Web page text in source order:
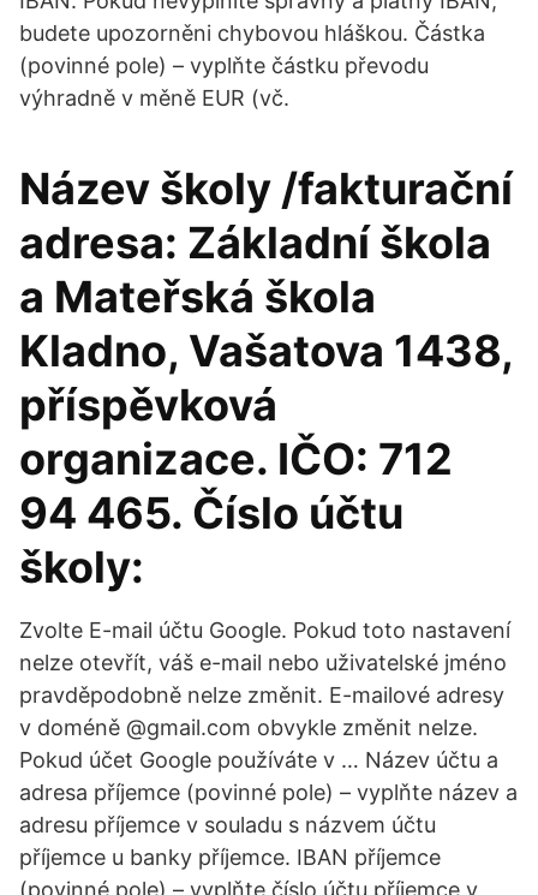
budete upozorněni chybovou hláškou. Částka
(povinné pole) – vyplňte částku převodu
výhradně v měně EUR (vč.
Název školy /fakturační
adresa: Základní škola
a Mateřská škola
Kladno, Vašatova 1438,
příspěvková
organizace. IČO: 712
94 465. Číslo účtu
školy:
Zvolte E-mail účtu Google. Pokud toto nastavení
nelze otevřít, váš e-mail nebo uživatelské jméno
pravděpodobně nelze změnit. E-mailové adresy
v doméně @gmail.com obvykle změnit nelze.
Pokud účet Google používáte v … Název účtu a
adresa příjemce (povinné pole) – vyplňte název a
adresu příjemce v souladu s názvem účtu
příjemce u banky příjemce. IBAN příjemce
(povinné pole) – vyplňte číslo účtu příjemce v